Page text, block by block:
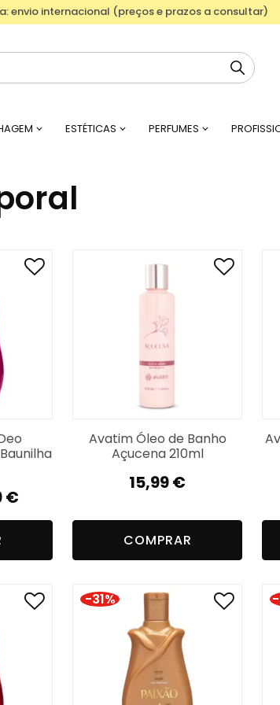
envio internacional (preços e prazos a consultar)
ESTÉTICAS PERFUMES
€
Avatim Óleo de Banho
Açucena 210ml
15,99€
COMPRAR
-31%